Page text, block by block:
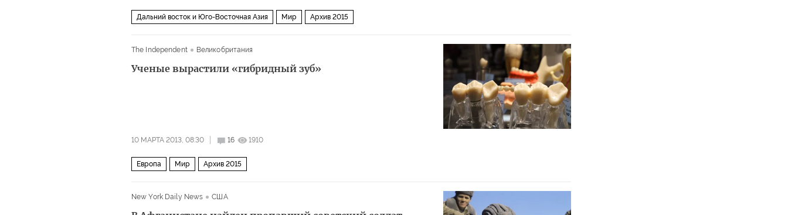
Дальний восток и Юго-Восточная Азия Мир Архив 2015
The Independent Великобритания
Ученые вырастили «гибридный зуб»
10 МАРТА 2013, 08:30 16 1910
Европа Мир Архив 2015
New York Daily News США